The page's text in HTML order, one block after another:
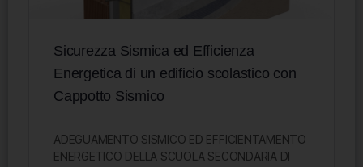
Sicurezza Sismica ed Efficienza
Energetica di un edificio scolastico con
Cappotto Sismico
ADEGUAMENTO SISMICO ED EFFICIENTAMENTO
ENERGETICO DELLA SCUOLA SECONDARIA DI